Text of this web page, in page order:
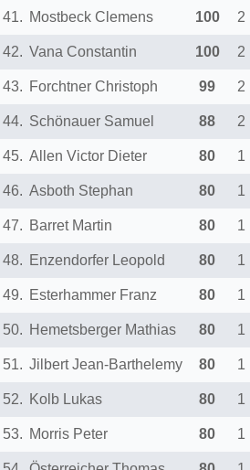
41. Mostbeck Clemens 100 2
42. Vana Constantin 100 2
43. Forchtner Christoph 99 2
44. Schönauer Samuel 88 2
45. Allen Victor Dieter 80 1
46. Asboth Stephan 80 1
47. Barret Martin 80 1
48. Enzendorfer Leopold 80 1
49. Esterhammer Franz 80 1
50. Hemetsberger Mathias 80 1
51. Jilbert Jean-Barthelemy 80 1
52. Kolb Lukas 80 1
53. Morris Peter 80 1